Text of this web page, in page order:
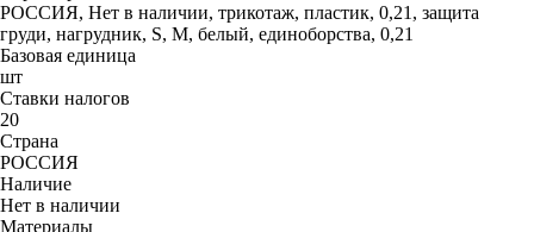
РОССИЯ, Нет в наличии, трикотаж, пластик, 0,21, защита
груди, нагрудник, S, M, белый, единоборства, 0,21
Базовая единица
шт
Ставки налогов
20
Страна
РОССИЯ
Наличие
Нет в наличии
Материалы